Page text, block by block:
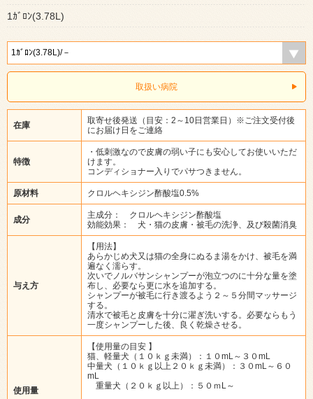
1ｶﾞﾛﾝ(3.78L)
取扱い病院
在庫
取寄せ後発送（目安：2～10日営業日）※ご注文受付後
にお届け日をご連絡
特徴
・低刺激なので皮膚の弱い子にも安心してお使いいただ
けます。
コンディショナー入りでパサつきません。
原材料 クロルヘキシジン酢酸塩0.5%
成分
主成分： クロルヘキシジン酢酸塩
効能効果： 犬・猫の皮膚・被毛の洗浄、及び殺菌消臭
与え方
【用法】
あらかじめ犬又は猫の全身にぬるま湯をかけ、被毛を満
遍なく濡らす。
次いでノルバサンシャンプーが泡立つのに十分な量を塗
布し、必要なら更に水を追加する。
シャンプーが被毛に行き渡るよう２～５分間マッサージ
する。
清水で被毛と皮膚を十分に濯ぎ洗いする。必要ならもう
一度シャンプーした後、良く乾燥させる。
使用量
【使用量の目安 】
猫、軽量犬（１０ｋｇ未満）：１０mL～３０mL
中量犬（１０ｋｇ以上２０ｋｇ未満）：３０mL～６０
mL
重量犬（２０ｋｇ以上）：５０ｍL～